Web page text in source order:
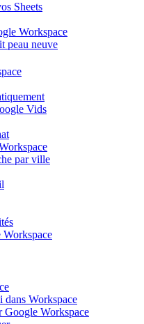
Sheets
Workspace
peau neuve
Vids
par ville
Workspace
dans Workspace
Google Workspace